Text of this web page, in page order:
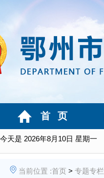
今天是 2026年8月10日 星期一
首 页
当前位置 :首页 > 专题专栏